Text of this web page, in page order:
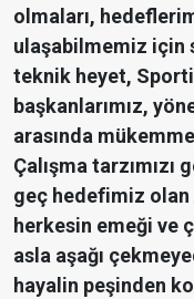
olmaları,
ulaşabilmemiz için
teknik heyet,
başkanlarımız,
arasında
Çalışma tarzımızı
geç hedefimiz olan
herkesin emeği ve
asla aşağı
hayalin peşinden